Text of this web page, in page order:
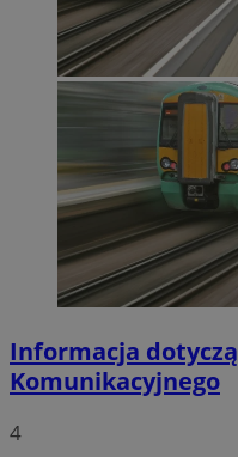
Informacja
Komunikacyjnego
4